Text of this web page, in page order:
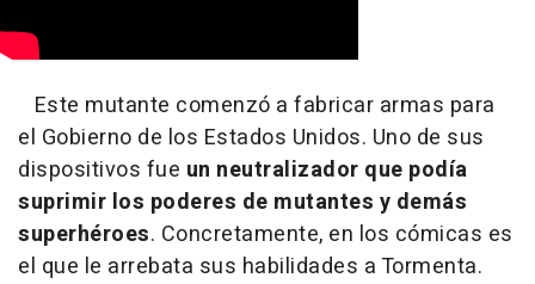
Este mutante comenzó a fabricar armas para
el Gobierno de los Estados Unidos. Uno de sus
dispositivos fue un neutralizador que podía
suprimir los poderes de mutantes y demás
superhéroes. Concretamente, en los cómicas es
el que le arrebata sus habilidades a Tormenta.